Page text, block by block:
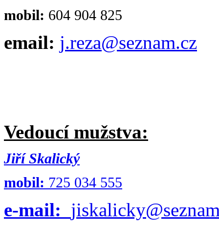
mobil: 604 904 825
email: j.reza@seznam.cz
Vedoucí mužstva:
Jiří Skalický
mobil: 725 034 555
e-mail: